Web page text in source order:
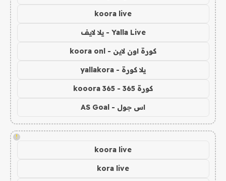
koora live
Yalla Live - يلا لايف
كورة اون لاين - koora onl
يلا كورة - yallakora
كورة 365 - kooora 365
اس جول - AS Goal
!
koora live
kora live